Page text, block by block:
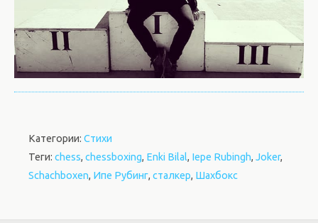
Категории: Стихи
Теги: chess, chessboxing, Enki Bilal, Iepe Rubingh, Joker,
Schachboxen, Ипе Рубинг, сталкер, Шахбокс